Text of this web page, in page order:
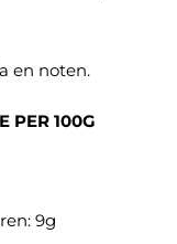
en noten.
PER 100G
9g